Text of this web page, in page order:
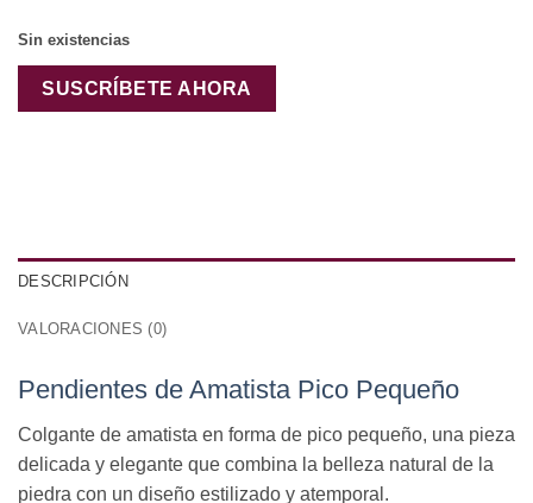
Sin existencias
DESCRIPCIÓN
VALORACIONES (0)
Pendientes de Amatista Pico Pequeño
Colgante de amatista en forma de pico pequeño, una pieza
delicada y elegante que combina la belleza natural de la
piedra con un diseño estilizado y atemporal.